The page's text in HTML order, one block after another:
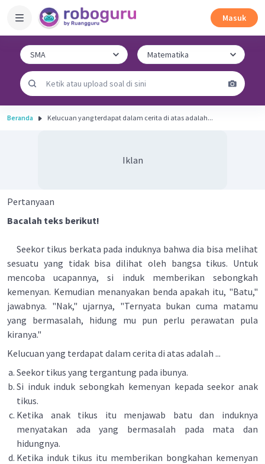
Masuk
Beranda Kelucuan yang terdapat dalam cerita di atas adalah...
Iklan
Pertanyaan
Bacalah teks berikut!
Seekor tikus berkata pada induknya bahwa dia bisa melihat
sesuatu yang tidak bisa dilihat oleh bangsa tikus. Untuk
mencoba ucapannya, si induk memberikan sebongkah
kemenyan. Kemudian menanyakan benda apakah itu, "Batu,"
jawabnya. "Nak," ujarnya, "Ternyata bukan cuma matamu
yang bermasalah, hidung mu pun perlu perawatan pula
kiranya."
Kelucuan yang terdapat dalam cerita di atas adalah ...
Seekor tikus yang tergantung pada ibunya.
Si induk induk sebongkah kemenyan kepada seekor anak
tikus.
Ketika anak tikus itu menjawab batu dan induknya
menyatakan ada yang bermasalah pada mata dan
hidungnya.
Ketika induk tikus itu memberikan bongkahan kemenyan